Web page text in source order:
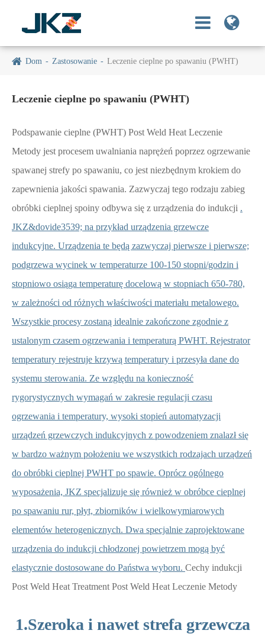
Dom Zastosowanie Leczenie cieplne po spawaniu (PWHT)
Leczenie cieplne po spawaniu (PWHT)
Podspawanie cieplne (PWHT) Post Weld Heat Leczenie
Metody jest procesem uwalniania naprężeń poprzez ogrzewanie
spawanej strefy po spawaniu, co jest niezbędnym krokiem do
zapewnienia jakości spawania. Zazwyczaj tego rodzaju zabieg
obróbki cieplnej spoiny odbywa się z urządzenia do indukcji .
JKZ&dovide3539; na przykład urządzenia grzewcze
indukcyjne. Urządzenia te będą zazwyczaj pierwsze i pierwsze;
podgrzewa wycinek w temperaturze 100-150 stopni/godzin i
stopniowo osiąga temperaturę docelową w stopniach 650-780,
w zależności od różnych właściwości materiału metalowego.
Wszystkie procesy zostaną idealnie zakończone zgodnie z
ustalonym czasem ogrzewania i temperaturą PWHT. Rejestrator
temperatury rejestruje krzywą temperatury i przesyła dane do
systemu sterowania. Ze względu na konieczność
rygorystycznych wymagań w zakresie regulacji czasu
ogrzewania i temperatury, wysoki stopień automatyzacji
urządzeń grzewczych indukcyjnych z powodzeniem znalazł się
w bardzo ważnym położeniu we wszystkich rodzajach urządzeń
do obróbki cieplnej PWHT po spawie. Oprócz ogólnego
wyposażenia, JKZ specjalizuje się również w obróbce cieplnej
po spawaniu rur, płyt, zbiorników i wielkowymiarowych
elementów heterogenicznych. Dwa specjalnie zaprojektowane
urządzenia do indukcji chłodzonej powietrzem mogą być
elastycznie dostosowane do Państwa wyboru. Cechy indukcji
Post Weld Heat Treatment Post Weld Heat Leczenie Metody
1.Szeroka i nawet strefa grzewcza